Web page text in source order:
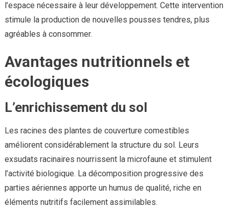
l’espace nécessaire à leur développement. Cette intervention
stimule la production de nouvelles pousses tendres, plus
agréables à consommer.
Avantages nutritionnels et
écologiques
L’enrichissement du sol
Les racines des plantes de couverture comestibles
améliorent considérablement la structure du sol. Leurs
exsudats racinaires nourrissent la microfaune et stimulent
l’activité biologique. La décomposition progressive des
parties aériennes apporte un humus de qualité, riche en
éléments nutritifs facilement assimilables.